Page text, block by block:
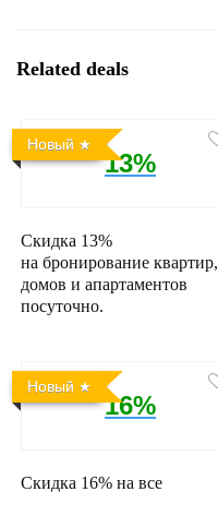
Related deals
Новый
13%
Скидка 13%
на бронирование квартир,
домов и апартаментов
посуточно.
Новый
16%
Скидка 16% на все